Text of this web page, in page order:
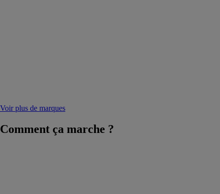
Voir plus de marques
Comment ça marche ?